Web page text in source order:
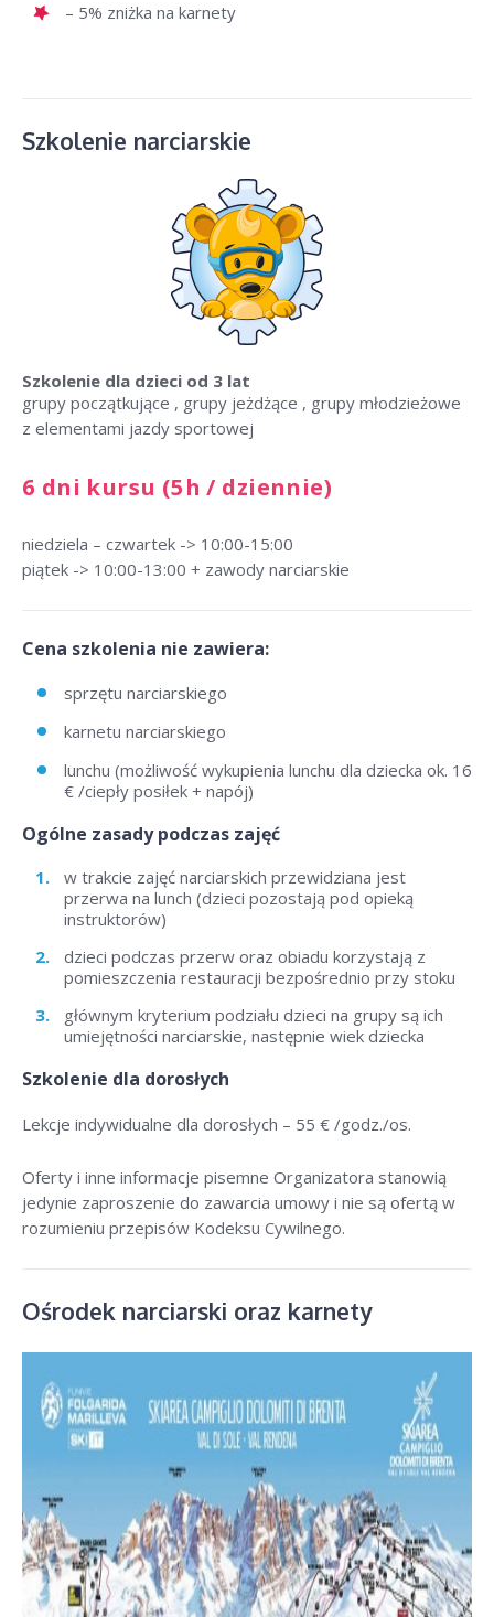
– 5% zniżka na karnety
Szkolenie narciarskie
Szkolenie dla dzieci od 3 lat
grupy początkujące , grupy jeżdżące , grupy młodzieżowe
z elementami jazdy sportowej
6 dni kursu (5h / dziennie)
niedziela – czwartek -> 10:00-15:00
piątek -> 10:00-13:00 + zawody narciarskie
Cena szkolenia nie zawiera:
sprzętu narciarskiego
karnetu narciarskiego
lunchu (możliwość wykupienia lunchu dla dziecka ok. 16
€ /ciepły posiłek + napój)
Ogólne zasady podczas zajęć
w trakcie zajęć narciarskich przewidziana jest
przerwa na lunch (dzieci pozostają pod opieką
instruktorów)
dzieci podczas przerw oraz obiadu korzystają z
pomieszczenia restauracji bezpośrednio przy stoku
głównym kryterium podziału dzieci na grupy są ich
umiejętności narciarskie, następnie wiek dziecka
Szkolenie dla dorosłych
Lekcje indywidualne dla dorosłych – 55 € /godz./os.
Oferty i inne informacje pisemne Organizatora stanowią
jedynie zaproszenie do zawarcia umowy i nie są ofertą w
rozumieniu przepisów Kodeksu Cywilnego.
Ośrodek narciarski oraz karnety